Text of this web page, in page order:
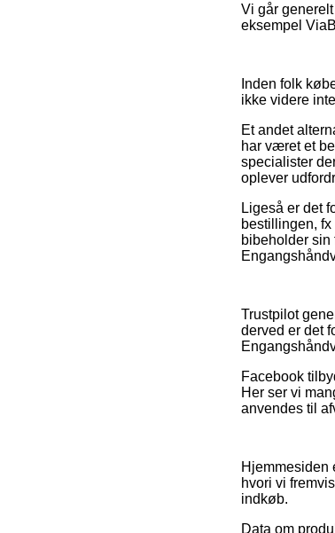
Vi går
eksempel
Inden folk
ikke videre
Et andet
har været et
specialister
oplever
Ligeså er det
bestillingen,
bibeholder sin
Trustpilot
derved er det
Facebook
Her ser vi
anvendes til
Hjemmesiden
hvori vi
indkøb.
Data om